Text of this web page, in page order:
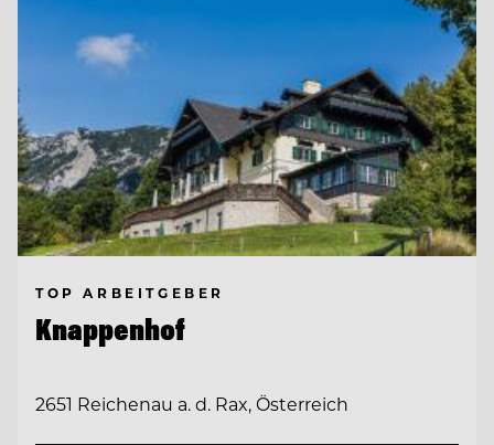
TOP ARBEITGEBER
Knappenhof
2651 Reichenau a. d. Rax, Österreich